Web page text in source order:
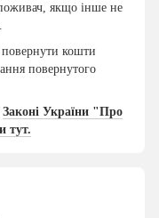
якщо інше не
повернути кошти
повернутого
Законі України "Про
тут.